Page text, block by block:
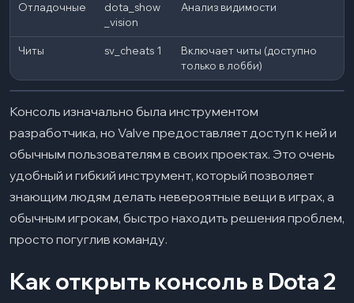
Отладочные
dota_show
_vision
Анализ видимости
Читы sv_cheats 1
Включает читы (доступно
только в лобби)
Консоль изначально была инструментом
разработчика, но Valve предоставляет доступ к ней и
обычным пользователям в своих проектах. Это очень
удобный и гибкий инструмент, который позволяет
знающим людям делать невероятные вещи в играх, а
обычным игрокам, быстро находить решения проблем,
просто погуглив команду.
Как открыть консоль в Dota 2